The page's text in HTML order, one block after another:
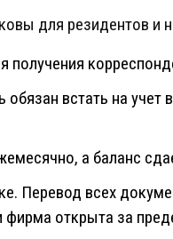
для резидентов и
получения
встать на учет
а баланс
Перевод всех
открыта за